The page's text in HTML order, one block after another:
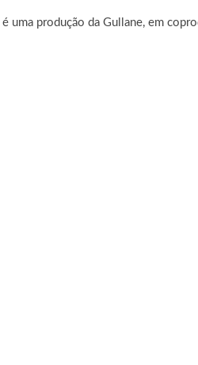
é uma produção da Gullane, em